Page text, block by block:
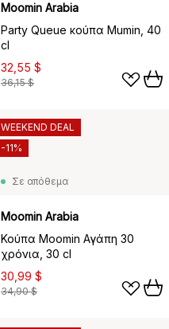
Moomin Arabia
Party Queue κούπα Mumin, 40
cl
32,55 $
36,15 $
Σε απόθεμα
Moomin Arabia
Κούπα Moomin Αγάπη 30
χρόνια, 30 cl
30,99 $
34,90 $
WEEKEND DEAL
-11%